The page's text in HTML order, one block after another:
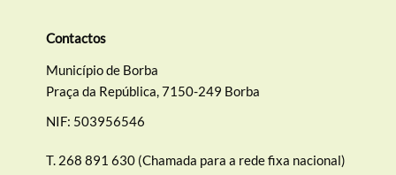
Contactos
Município de Borba
Praça da República, 7150-249 Borba
NIF: 503956546
T. 268 891 630 (Chamada para a rede fixa nacional)